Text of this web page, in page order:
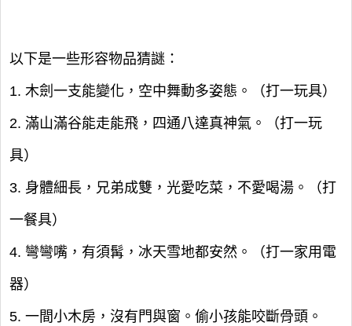
以下是一些形容物品猜謎：
1. 木劍一支能變化，空中舞動多姿態。（打一玩具）
2. 滿山滿谷能走能飛，四通八達真神氣。（打一玩
具）
3. 身體細長，兄弟成雙，光愛吃菜，不愛喝湯。（打
一餐具）
4. 彎彎嘴，有須髯，冰天雪地都安然。（打一家用電
器）
5. 一間小木房，沒有門與窗。偷小孩能咬斷骨頭。